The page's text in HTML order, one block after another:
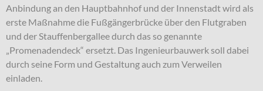
Anbindung an den Hauptbahnhof und der Innenstadt wird als
erste Maßnahme die Fußgängerbrücke über den Flutgraben
und der Stauffenbergallee durch das so genannte
„Promenadendeck“ ersetzt. Das Ingenieurbauwerk soll dabei
durch seine Form und Gestaltung auch zum Verweilen
einladen.